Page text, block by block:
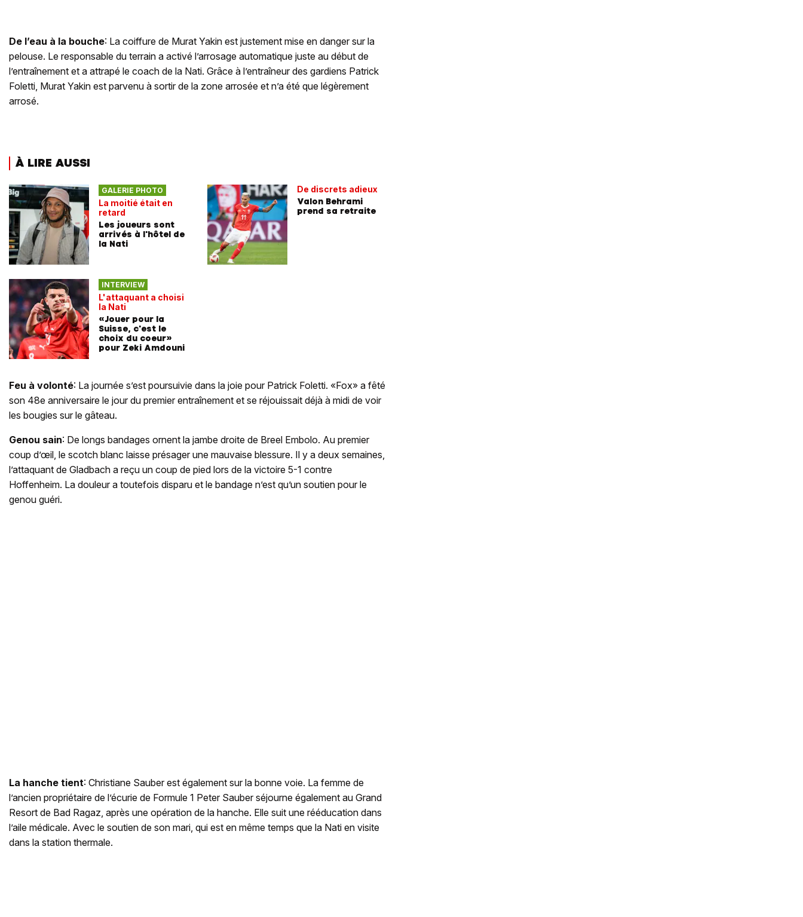
De l’eau à la bouche: La coiffure de Murat Yakin est justement mise en danger sur la
pelouse. Le responsable du terrain a activé l’arrosage automatique juste au début de
l’entraînement et a attrapé le coach de la Nati. Grâce à l’entraîneur des gardiens Patrick
Foletti, Murat Yakin est parvenu à sortir de la zone arrosée et n’a été que légèrement
arrosé.
À LIRE AUSSI
GALERIE PHOTO
La moitié était en
retard
Les joueurs sont
arrivés à l'hôtel de
la Nati
INTERVIEW
L'attaquant a choisi
la Nati
«Jouer pour la
Suisse, c'est le
choix du coeur»
pour Zeki Amdouni
De discrets adieux
Valon Behrami
prend sa retraite
Feu à volonté: La journée s’est poursuivie dans la joie pour Patrick Foletti. «Fox» a fêté
son 48e anniversaire le jour du premier entraînement et se réjouissait déjà à midi de voir
les bougies sur le gâteau.
Genou sain: De longs bandages ornent la jambe droite de Breel Embolo. Au premier
coup d’œil, le scotch blanc laisse présager une mauvaise blessure. Il y a deux semaines,
l’attaquant de Gladbach a reçu un coup de pied lors de la victoire 5-1 contre
Hoffenheim. La douleur a toutefois disparu et le bandage n’est qu’un soutien pour le
genou guéri.
La hanche tient: Christiane Sauber est également sur la bonne voie. La femme de
l’ancien propriétaire de l’écurie de Formule 1 Peter Sauber séjourne également au Grand
Resort de Bad Ragaz, après une opération de la hanche. Elle suit une rééducation dans
l’aile médicale. Avec le soutien de son mari, qui est en même temps que la Nati en visite
dans la station thermale.